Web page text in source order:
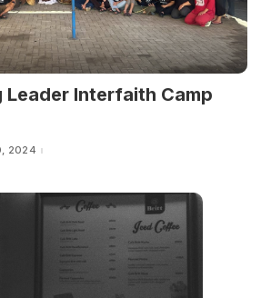
Leader Interfaith Camp
2024